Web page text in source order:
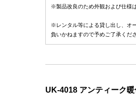
※製品改良のため外観および仕様
※レンタル等による貸し出し、オ
負いかねますので予めご了承くださ
UK-4018 アンティーク